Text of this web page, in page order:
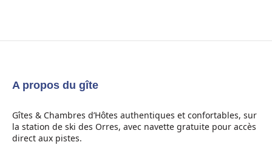
A propos du gîte
Gîtes & Chambres d’Hôtes authentiques et confortables, sur
la station de ski des Orres, avec navette gratuite pour accès
direct aux pistes.